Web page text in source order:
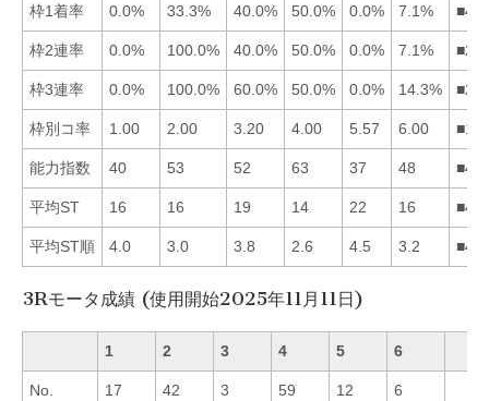
枠1着率 0.0% 33.3% 40.0% 50.0% 0.0% 7.1%
枠2連率 0.0% 100.0% 40.0% 50.0% 0.0% 7.1%
枠3連率 0.0% 100.0% 60.0% 50.0% 0.0% 14.3%
枠別コ率 1.00 2.00 3.20 4.00 5.57 6.00
能力指数 40 53 52 63 37 48
平均ST 16 16 19 14 22 16
平均ST順 4.0 3.0 3.8 2.6 4.5 3.2
3Rモータ成績 (使用開始2025年11月11日)
1 2 3 4 5 6
No. 17 42 3 59 12 6